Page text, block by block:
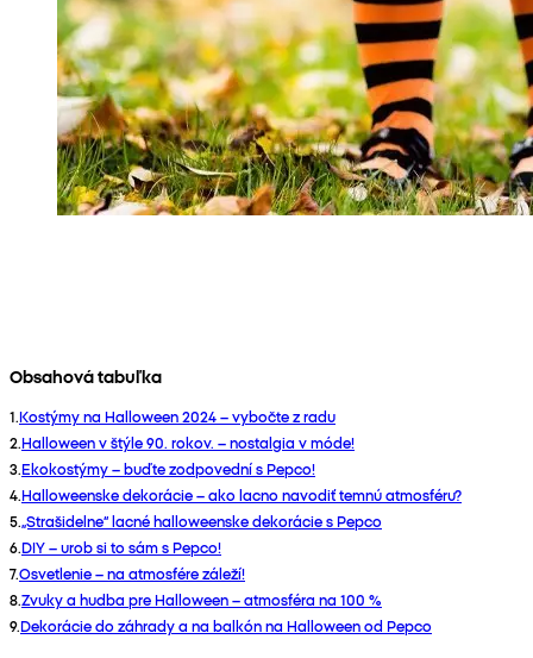
Obsahová tabuľka
1.Kostýmy na Halloween 2024 – vybočte z radu
2.Halloween v štýle 90. rokov. – nostalgia v móde!
3.Ekokostýmy – buďte zodpovední s Pepco!
4.Halloweenske dekorácie – ako lacno navodiť temnú atmosféru?
5.„Strašidelne“ lacné halloweenske dekorácie s Pepco
6.DIY – urob si to sám s Pepco!
7.Osvetlenie – na atmosfére záleží!
8.Zvuky a hudba pre Halloween – atmosféra na 100 %
9.Dekorácie do záhrady a na balkón na Halloween od Pepco